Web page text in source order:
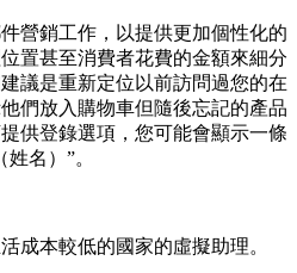
營銷工作，以提供更加個性化的
置甚至消費者花費的金額來細分
議是重新定位以前訪問過您的在
們放入購物車但隨後忘記的產品
供登錄選項，您可能會顯示一條
名）”。
成本較低的國家的虛擬助理。